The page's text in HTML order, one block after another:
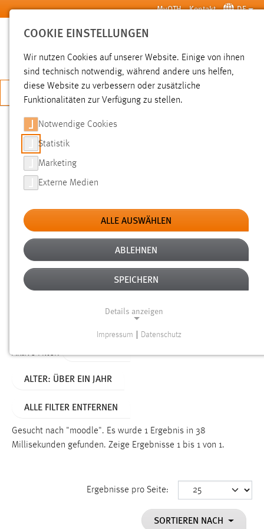
Zum Hauptinhalt springen MyOTH Kontakt DE
SUCHE
JETZT BEWERBEN
SUCHE
FILTER
Typ
Erstellungsdatum
Alter
Aktive Filter:
ALTER: ÜBER EIN JAHR
ALLE FILTER ENTFERNEN
Gesucht nach "moodle". Es wurde 1 Ergebnis in 38
Millisekunden gefunden. Zeige Ergebnisse 1 bis 1 von 1.
Ergebnisse pro Seite:
SORTIEREN NACH
COOKIE EINSTELLUNGEN
Wir nutzen Cookies auf unserer Website. Einige von ihnen
sind technisch notwendig, während andere uns helfen,
diese Website zu verbessern oder zusätzliche
Funktionalitäten zur Verfügung zu stellen.
Notwendige Cookies
Statistik
Marketing
Externe Medien
ALLE AUSWÄHLEN
ABLEHNEN
SPEICHERN
Details anzeigen
Funktionen und sind für die einwandfreie Funktion der
Name:
Dieser Cookie speichert die ausgewählten Einverständnis-
Impressum Datenschutz